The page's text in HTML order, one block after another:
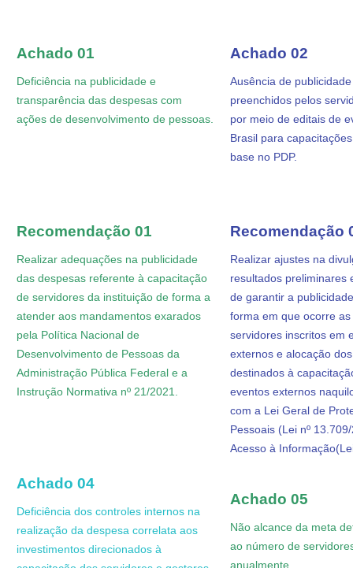
Achado 01
Deficiência na publicidade e
transparência das despesas com
ações de desenvolvimento de pessoas
Achado 02
Ausência de
preenchidos pelos
por meio de editais de
Brasil para
base no PDP.
Recomendação 01
Realizar adequações na publicidade
das despesas referente à capacitação
de servidores da instituição de forma a
atender aos mandamentos exarados
pela Política Nacional de
Desenvolvimento de Pessoas da
Administração Pública Federal e a
Instrução Normativa nº 21/2021
Recomendação
Realizar ajustes na
resultados preliminares
de garantir a
forma em que ocorre
servidores inscritos em
externos e alocação
destinados à
eventos externos
com a Lei Geral de
Pessoais (Lei nº
Acesso à Informação(
Achado 04
Deficiência dos controles internos na
realização da despesa correlata aos
investimentos direcionados à
Achado 05
Não alcance da meta
ao número de
anualmente